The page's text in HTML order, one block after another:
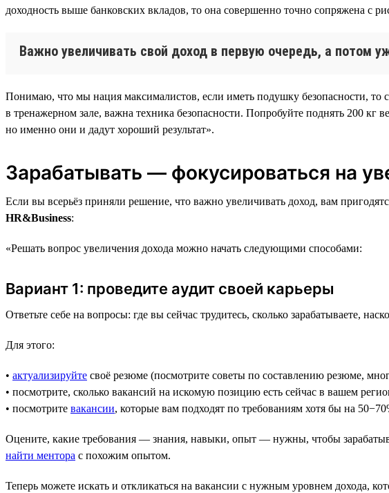
доходность выше банковских вкладов, то она совершенно точно сопряжена с
Важно увеличивать свой доход в первую очередь, а потом
Понимаю, что мы нация максималистов, если иметь подушку безопасности, то
в тренажерном зале, важна техника безопасности. Попробуйте поднять 200 кг
но именно они и дадут хороший результат».
Зарабатывать — фокусироваться на
Если вы всерьёз приняли решение, что важно увеличивать доход, вам
HR&Business:
«Решать вопрос увеличения дохода можно начать следующими способами:
Вариант 1: проведите аудит своей карьеры
Ответьте себе на вопросы: где вы сейчас трудитесь, сколько зарабатываете,
Для этого:
• актуализируйте своё резюме (посмотрите советы по составлению резюме,
• посмотрите, сколько вакансий на искомую позицию есть сейчас в вашем
• посмотрите вакансии, которые вам подходят по требованиям хотя бы на
Оцените, какие требования — знания, навыки, опыт — нужны, чтобы
найти ментора с похожим опытом.
Теперь можете искать и откликаться на вакансии с нужным уровнем дохода,